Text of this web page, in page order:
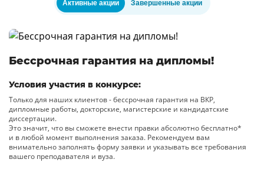
Активные акции Завершенные акции
Бессрочная гарантия на дипломы!
Условия участия в конкурсе:
Только для наших клиентов - бессрочная гарантия на ВКР,
дипломные работы, докторские, магистерские и кандидатские
диссертации.
Это значит, что вы сможете внести правки абсолютно бесплатно*
и в любой момент выполнения заказа. Рекомендуем вам
внимательно заполнять форму заявки и указывать все требования
вашего преподавателя и вуза.